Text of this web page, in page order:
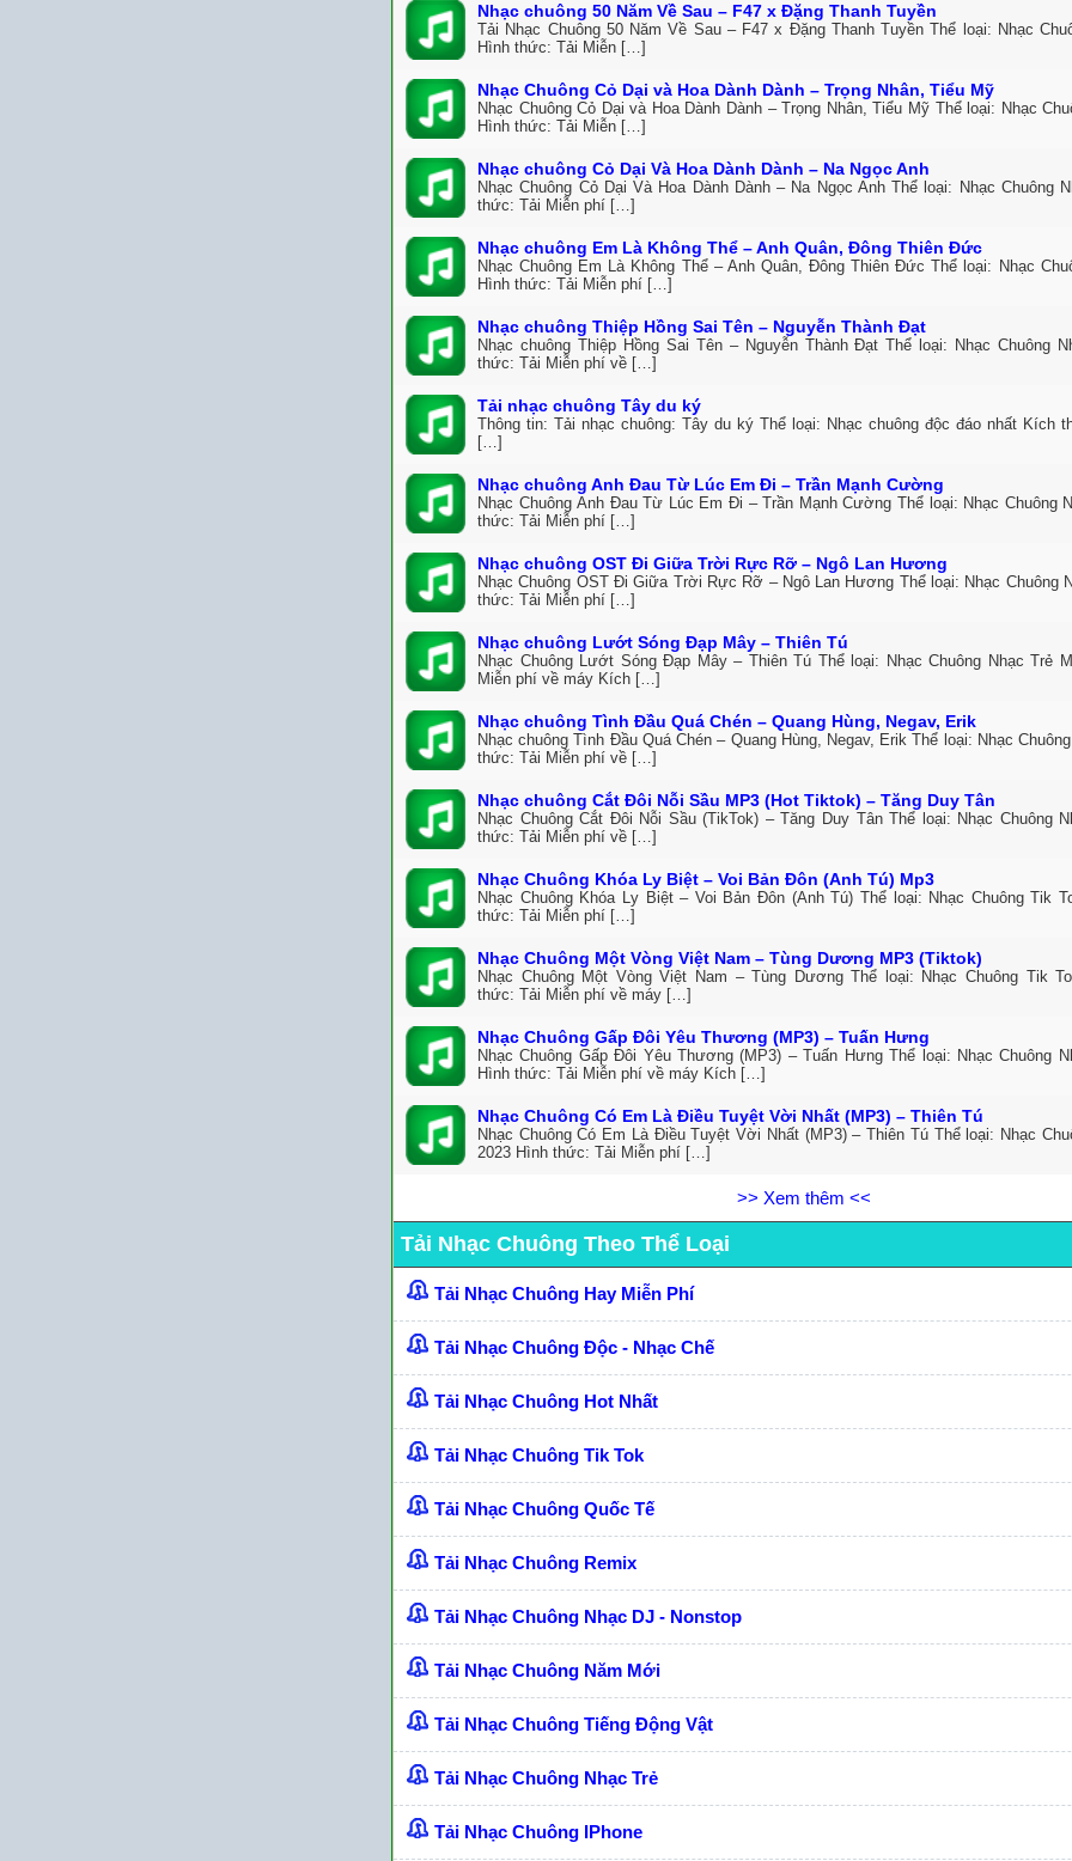
Nhạc chuông 50 Năm Về Sau – F47 x Đặng Thanh Tuyền
Tải Nhạc Chuông 50 Năm Về Sau – F47 x Đặng Thanh Tuyền Thể loại: Nhạc
Hình thức: Tải Miễn […]
Nhạc Chuông Cỏ Dại và Hoa Dành Dành – Trọng Nhân, Tiểu Mỹ
Nhạc Chuông Cỏ Dại và Hoa Dành Dành – Trọng Nhân, Tiểu Mỹ Thể loại: Nhạc
Hình thức: Tải Miễn […]
Nhạc chuông Cỏ Dại Và Hoa Dành Dành – Na Ngọc Anh
Nhạc Chuông Cỏ Dại Và Hoa Dành Dành – Na Ngọc Anh Thể loại: Nhạc Chuông
thức: Tải Miễn phí […]
Nhạc chuông Em Là Không Thể – Anh Quân, Đông Thiên Đức
Nhạc Chuông Em Là Không Thể – Anh Quân, Đông Thiên Đức Thể loại: Nhạc
Hình thức: Tải Miễn phí […]
Nhạc chuông Thiệp Hồng Sai Tên – Nguyễn Thành Đạt
Nhạc chuông Thiệp Hồng Sai Tên – Nguyễn Thành Đạt Thể loại: Nhạc Chuông
thức: Tải Miễn phí về […]
Tải nhạc chuông Tây du ký
Thông tin: Tải nhạc chuông: Tây du ký Thể loại: Nhạc chuông độc đáo nhất Kích
[…]
Nhạc chuông Anh Đau Từ Lúc Em Đi – Trần Mạnh Cường
Nhạc Chuông Anh Đau Từ Lúc Em Đi – Trần Mạnh Cường Thể loại: Nhạc Chuông
thức: Tải Miễn phí […]
Nhạc chuông OST Đi Giữa Trời Rực Rỡ – Ngô Lan Hương
Nhạc Chuông OST Đi Giữa Trời Rực Rỡ – Ngô Lan Hương Thể loại: Nhạc Chuông
thức: Tải Miễn phí […]
Nhạc chuông Lướt Sóng Đạp Mây – Thiên Tú
Nhạc Chuông Lướt Sóng Đạp Mây – Thiên Tú Thể loại: Nhạc Chuông Nhạc Trẻ
Miễn phí về máy Kích […]
Nhạc chuông Tình Đầu Quá Chén – Quang Hùng, Negav, Erik
Nhạc chuông Tình Đầu Quá Chén – Quang Hùng, Negav, Erik Thể loại: Nhạc
thức: Tải Miễn phí về […]
Nhạc chuông Cắt Đôi Nỗi Sầu MP3 (Hot Tiktok) – Tăng Duy Tân
Nhạc Chuông Cắt Đôi Nỗi Sầu (TikTok) – Tăng Duy Tân Thể loại: Nhạc Chuông
thức: Tải Miễn phí về […]
Nhạc Chuông Khóa Ly Biệt – Voi Bản Đôn (Anh Tú) Mp3
Nhạc Chuông Khóa Ly Biệt – Voi Bản Đôn (Anh Tú) Thể loại: Nhạc Chuông Tik
thức: Tải Miễn phí […]
Nhạc Chuông Một Vòng Việt Nam – Tùng Dương MP3 (Tiktok)
Nhạc Chuông Một Vòng Việt Nam – Tùng Dương Thể loại: Nhạc Chuông Tik
thức: Tải Miễn phí về máy […]
Nhạc Chuông Gấp Đôi Yêu Thương (MP3) – Tuấn Hưng
Nhạc Chuông Gấp Đôi Yêu Thương (MP3) – Tuấn Hưng Thể loại: Nhạc Chuông
Hình thức: Tải Miễn phí về máy Kích […]
Nhạc Chuông Có Em Là Điều Tuyệt Vời Nhất (MP3) – Thiên Tú
Nhạc Chuông Có Em Là Điều Tuyệt Vời Nhất (MP3) – Thiên Tú Thể loại: Nhạc
2023 Hình thức: Tải Miễn phí […]
>> Xem thêm <<
Tải Nhạc Chuông Theo Thể Loại
Tải Nhạc Chuông Hay Miễn Phí
Tải Nhạc Chuông Độc - Nhạc Chế
Tải Nhạc Chuông Hot Nhất
Tải Nhạc Chuông Tik Tok
Tải Nhạc Chuông Quốc Tế
Tải Nhạc Chuông Remix
Tải Nhạc Chuông Nhạc DJ - Nonstop
Tải Nhạc Chuông Năm Mới
Tải Nhạc Chuông Tiếng Động Vật
Tải Nhạc Chuông Nhạc Trẻ
Tải Nhạc Chuông IPhone